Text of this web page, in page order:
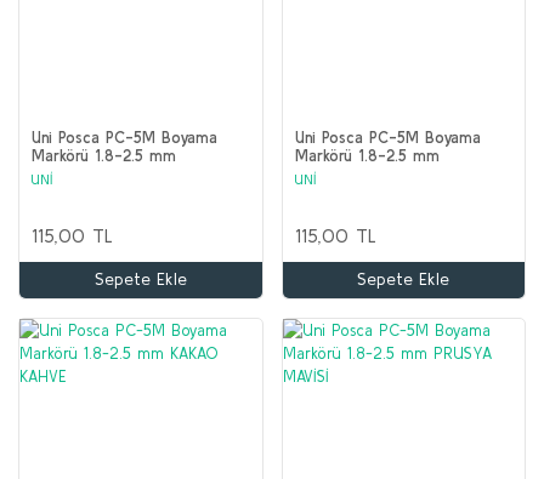
Uni Posca PC-5M Boyama
Markörü 1.8-2.5 mm
FOSFORLU KIRMIZI
UNİ
115,00 TL
Sepete Ekle
Uni Posca PC-5M Boyama
Markörü 1.8-2.5 mm
AHUDUDU
UNİ
115,00 TL
Sepete Ekle